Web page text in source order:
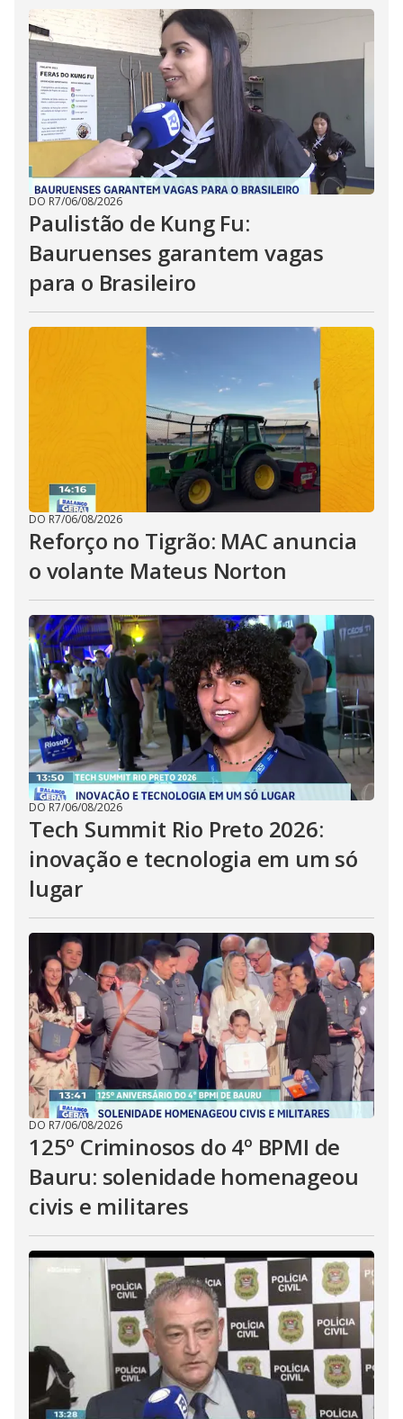
DO R7/06/08/2026
Paulistão de Kung Fu:
Bauruenses garantem vagas
para o Brasileiro
DO R7/06/08/2026
Reforço no Tigrão: MAC anuncia
o volante Mateus Norton
DO R7/06/08/2026
Tech Summit Rio Preto 2026:
inovação e tecnologia em um só
lugar
DO R7/06/08/2026
125º Criminosos do 4º BPMI de
Bauru: solenidade homenageou
civis e militares